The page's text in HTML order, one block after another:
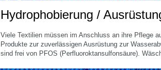
Hydrophobierung /
Viele Textilien müssen im Anschluss an ihre Pflege
Produkte zur zuverlässigen Ausrüstung zur
sind frei von PFOS (Perfluoroktansulfonsäure).